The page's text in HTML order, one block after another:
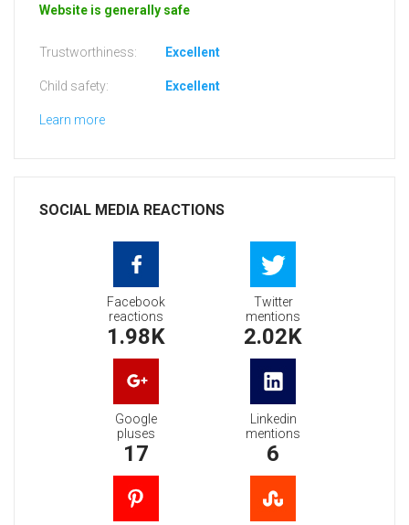
Website is generally safe
Trustworthiness: Excellent
Child safety: Excellent
Learn more
SOCIAL MEDIA REACTIONS
Facebook
reactions
1.98K
Twitter
mentions
2.02K
Google
pluses
17
Linkedin
mentions
6